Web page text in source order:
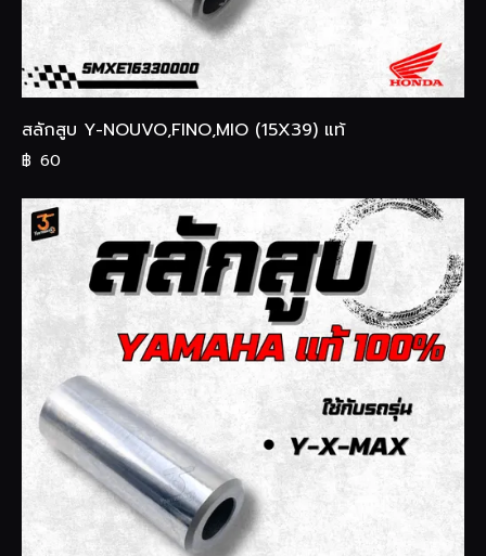
สลักสูบ Y-NOUVO,FINO,MIO (15X39) แท้
฿ 60